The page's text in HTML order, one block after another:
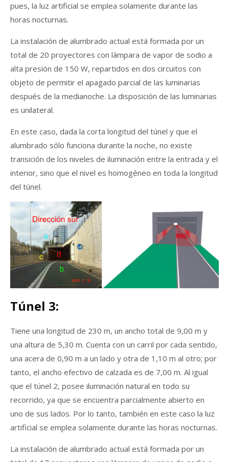
pues, la luz artificial se emplea solamente durante las
horas nocturnas.
La instalación de alumbrado actual está formada por un
total de 20 proyectores con lámpara de vapor de sodio a
alta presión de 150 W, repartidos en dos circuitos con
objeto de permitir el apagado parcial de las luminarias
después de la medianoche. La disposición de las luminarias
es unilateral.
En este caso, dada la corta longitud del túnel y que el
alumbrado sólo funciona durante la noche, no existe
transición de los niveles de iluminación entre la entrada y el
interior, sino que el nivel es homogéneo en toda la longitud
del túnel.
Túnel 3:
Tiene una longitud de 230 m, un ancho total de 9,00 m y
una altura de 5,30 m. Cuenta con un carril por cada sentido,
una acera de 0,90 m a un lado y otra de 1,10 m al otro; por
tanto, el ancho efectivo de calzada es de 7,00 m. Al igual
que el túnel 2, posee iluminación natural en todo su
recorrido, ya que se encuentra parcialmente abierto en
uno de sus lados. Por lo tanto, también en este caso la luz
artificial se emplea solamente durante las horas nocturnas.
La instalación de alumbrado actual está formada por un